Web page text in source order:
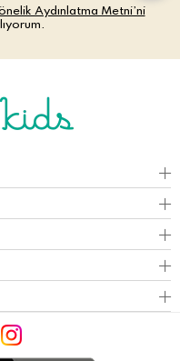
Aydınlatma Metni’ni